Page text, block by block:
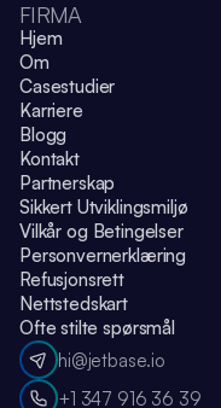
FIRMA
Hjem
Om
Casestudier
Karriere
Blogg
Kontakt
Partnerskap
Sikkert Utviklingsmiljø
Vilkår og Betingelser
Personvernerklæring
Refusjonsrett
Nettstedskart
Ofte stilte spørsmål
hi@jetbase.io
+1 347 916 36 39